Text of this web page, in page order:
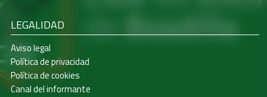
LEGALIDAD
Aviso legal
Política de privacidad
Política de cookies
Canal del informante